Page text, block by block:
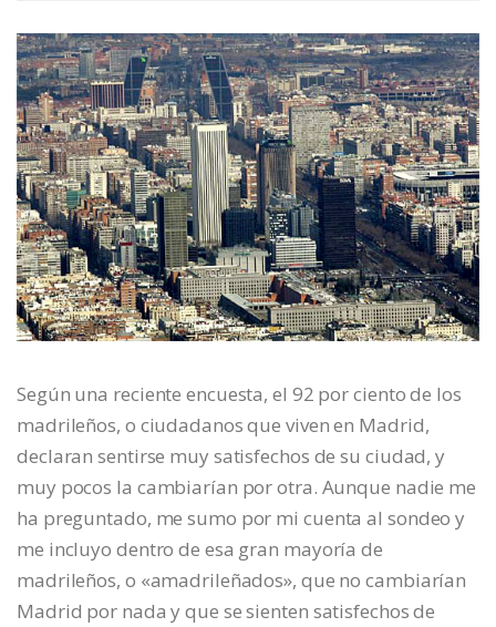
Según una reciente encuesta, el 92 por ciento de los
madrileños, o ciudadanos que viven en Madrid,
declaran sentirse muy satisfechos de su ciudad, y
muy pocos la cambiarían por otra. Aunque nadie me
ha preguntado, me sumo por mi cuenta al sondeo y
me incluyo dentro de esa gran mayoría de
madrileños, o «amadrileñados», que no cambiarían
Madrid por nada y que se sienten satisfechos de